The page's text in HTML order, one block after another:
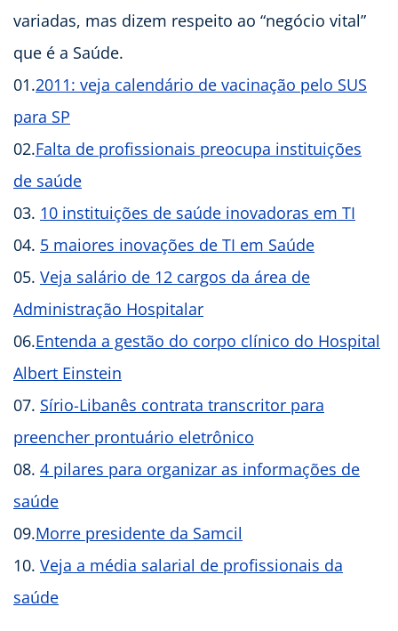
variadas, mas dizem respeito ao “negócio vital”
que é a Saúde.
01.2011: veja calendário de vacinação pelo SUS
para SP
02.Falta de profissionais preocupa instituições
de saúde
03. 10 instituições de saúde inovadoras em TI
04. 5 maiores inovações de TI em Saúde
05. Veja salário de 12 cargos da área de
Administração Hospitalar
06.Entenda a gestão do corpo clínico do Hospital
Albert Einstein
07. Sírio-Libanês contrata transcritor para
preencher prontuário eletrônico
08. 4 pilares para organizar as informações de
saúde
09.Morre presidente da Samcil
10. Veja a média salarial de profissionais da
saúde